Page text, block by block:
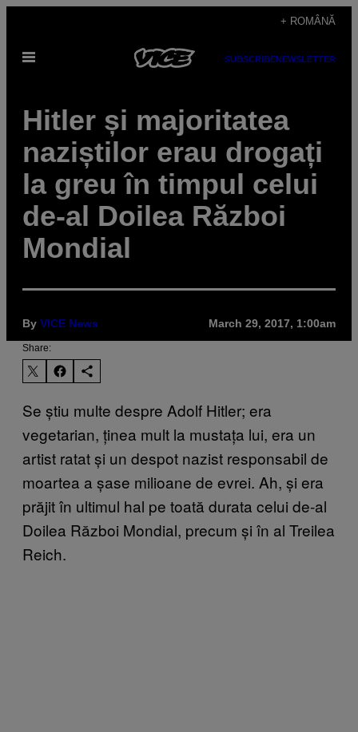
content
+ ROMÂNĂ
Open
SUBSCRIBENEWSLETTER
Hitler și majoritatea
naziștilor erau drogați
la greu în timpul celui
de-al Doilea Război
Mondial
By VICE News March 29, 2017, 1:00am
Share:
Se știu multe despre Adolf Hitler; era
vegetarian, ținea mult la mustața lui, era un
artist ratat și un despot nazist responsabil de
moartea a șase milioane de evrei. Ah, și era
prăjit în ultimul hal pe toată durata celui de-al
Doilea Război Mondial, precum și în al Treilea
Reich.